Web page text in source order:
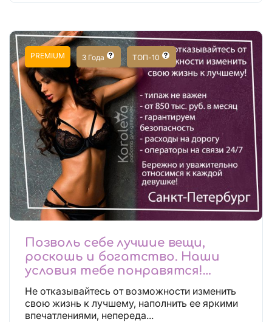
PREMIUM 3 Года ТОП-10
Позволь себе лучшие вещи,
роскошь и богатство. Наши
условия тебе понравятся!
Действительно отличные
условия и поддержка!
Не отказывайтесь от возможности изменить
свою жизнь к лучшему, наполнить ее яркими
впечатлениями, непереда...